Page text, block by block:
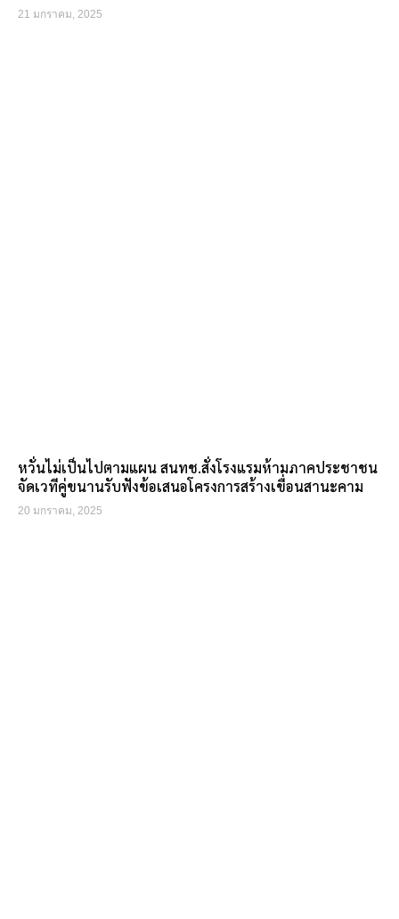
21 มกราคม, 2025
หวั่นไม่เป็นไปตามแผน สนทช.สั่งโรงแรมห้ามภาคประชาชน
จัดเวทีคู่ขนานรับฟังข้อเสนอโครงการสร้างเขื่อนสานะคาม
20 มกราคม, 2025